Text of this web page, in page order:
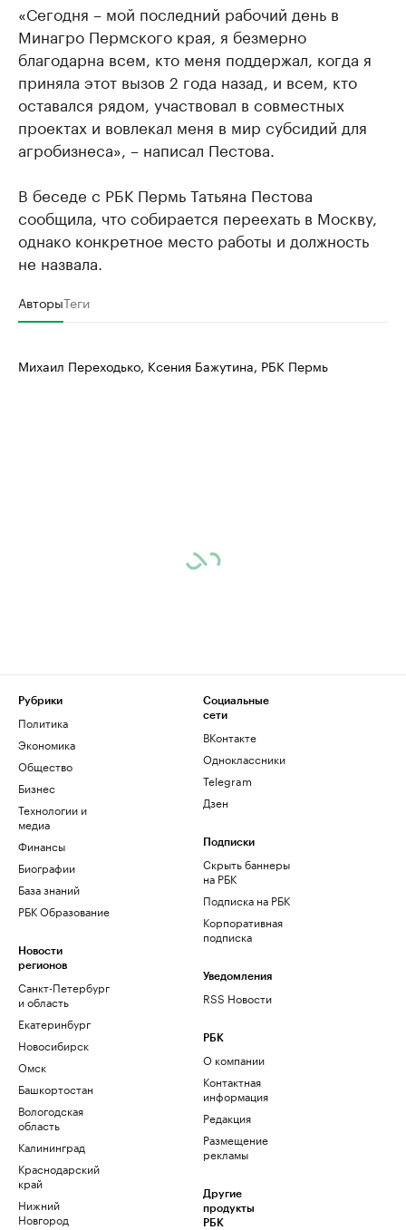
«Сегодня – мой последний рабочий день в
Минагро Пермского края, я безмерно
благодарна всем, кто меня поддержал, когда я
приняла этот вызов 2 года назад, и всем, кто
оставался рядом, участвовал в совместных
проектах и вовлекал меня в мир субсидий для
агробизнеса», – написал Пестова.
В беседе с РБК Пермь Татьяна Пестова
сообщила, что собирается переехать в Москву,
однако конкретное место работы и должность
не назвала.
АвторыТеги
Михаил Переходько, Ксения Бажутина, РБК Пермь
Рубрики
Политика
Экономика
Общество
Бизнес
Технологии и
медиа
Финансы
Биографии
База знаний
РБК Образование
Новости
регионов
Санкт-Петербург
и область
Екатеринбург
Новосибирск
Омск
Башкортостан
Вологодская
область
Калининград
Краснодарский
край
Нижний
Новгород
Социальные
сети
ВКонтакте
Одноклассники
Telegram
Дзен
Подписки
Скрыть баннеры
на РБК
Подписка на РБК
Корпоративная
подписка
Уведомления
RSS Новости
РБК
О компании
Контактная
информация
Редакция
Размещение
рекламы
Другие
продукты
РБК